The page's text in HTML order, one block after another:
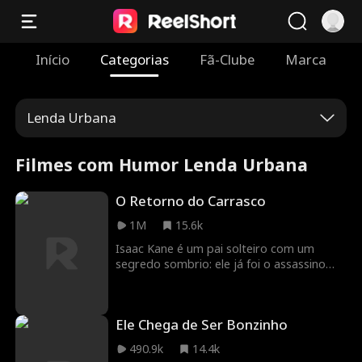
Início Categorias Fã-Clube Marca
Lenda Urbana
Filmes com Humor Lenda Urbana
O Retorno do Carrasco
1M
15.6k
Isaac Kane é um pai solteiro com um
segredo sombrio: ele já foi o assassino
vida simples e difícil como pai solo. Mas
quando sua filha é sequestrada por uma
poderosa família criminosa, ele é forçado
Ele Chega de Ser Bonzinho
490.9k
14.4k